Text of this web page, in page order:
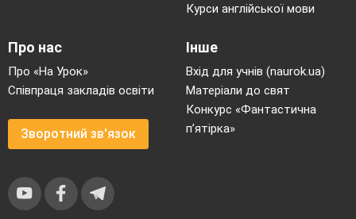
Курси англійської мови
Про нас
Про «На Урок»
Співпраця закладів освіти
Зворотний зв'язок
Інше
Вхід для учнів (naurok.ua)
Матеріали до свят
Конкурс «Фантастична
п’ятірка»